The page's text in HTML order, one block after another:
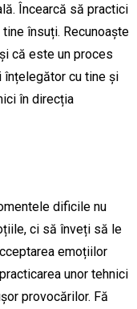
Încearcă să practici
însuți. Recunoaște
că este un proces
cu tine și
în direcția
dificile nu
ci să înveți să le
emoțiilor
unor tehnici
provocărilor. Fă